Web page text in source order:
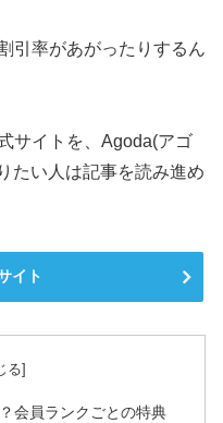
引率があがったりするん
サイトを、Agoda(アゴ
たい人は記事を読み進め
イト
会員ランクごとの特典